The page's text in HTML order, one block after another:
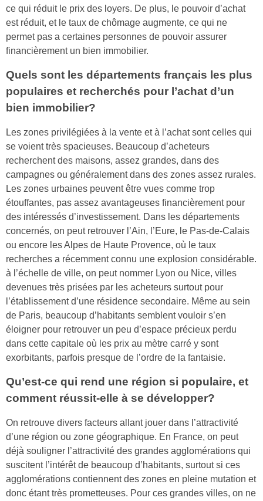
ce qui réduit le prix des loyers. De plus, le pouvoir d’achat
est réduit, et le taux de chômage augmente, ce qui ne
permet pas a certaines personnes de pouvoir assurer
financièrement un bien immobilier.
Quels sont les départements français les plus
populaires et recherchés pour l’achat d’un
bien immobilier?
Les zones privilégiées à la vente et à l’achat sont celles qui
se voient très spacieuses. Beaucoup d’acheteurs
recherchent des maisons, assez grandes, dans des
campagnes ou généralement dans des zones assez rurales.
Les zones urbaines peuvent être vues comme trop
étouffantes, pas assez avantageuses financièrement pour
des intéressés d’investissement. Dans les départements
concernés, on peut retrouver l’Ain, l’Eure, le Pas-de-Calais
ou encore les Alpes de Haute Provence, où le taux
recherches a récemment connu une explosion considérable.
à l’échelle de ville, on peut nommer Lyon ou Nice, villes
devenues très prisées par les acheteurs surtout pour
l’établissement d’une résidence secondaire. Même au sein
de Paris, beaucoup d’habitants semblent vouloir s’en
éloigner pour retrouver un peu d’espace précieux perdu
dans cette capitale où les prix au mètre carré y sont
exorbitants, parfois presque de l’ordre de la fantaisie.
Qu’est-ce qui rend une région si populaire, et
comment réussit-elle à se développer?
On retrouve divers facteurs allant jouer dans l’attractivité
d’une région ou zone géographique. En France, on peut
déjà souligner l’attractivité des grandes agglomérations qui
suscitent l’intérêt de beaucoup d’habitants, surtout si ces
agglomérations contiennent des zones en pleine mutation et
donc étant très prometteuses. Pour ces grandes villes, on ne